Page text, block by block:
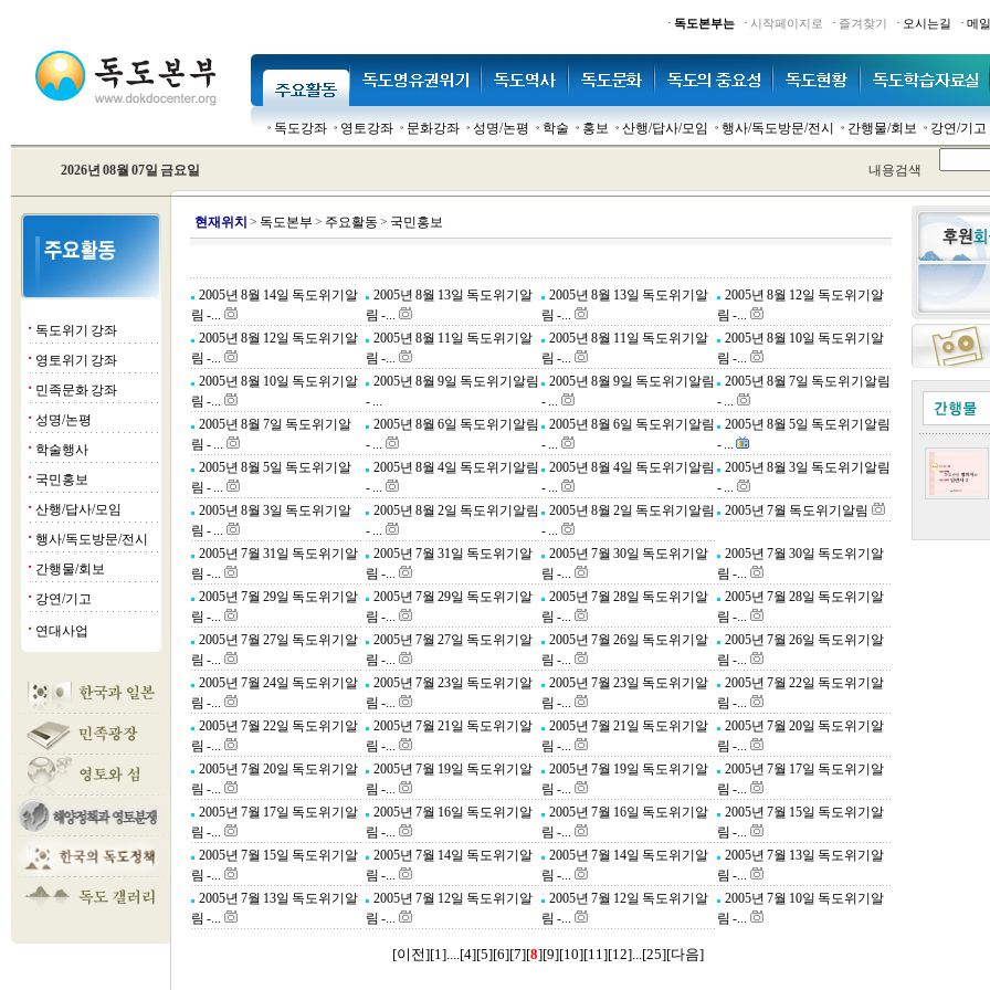
· 독도본부는 · 시작페이지로 · 즐겨찾기 · 오시는길 · 메
독도강좌 영토강좌 문화강좌 성명/논평 학술 홍보 산행/답사/모임 행사/독도방문/전시 간행물/회보 강연/기고
2026년 08월 07일 금요일 내용검색
■ 독도위기 강좌
■ 영토위기 강좌
■ 민족문화 강좌
■ 성명/논평
■ 학술행사
■ 국민홍보
■ 산행/답사/모임
■ 행사/독도방문/전시
■ 간행물/회보
■ 강연/기고
■ 연대사업
현재위치 > 독도본부 > 주요활동 > 국민홍보
2005년 8월 14일 독도위기알
림 -...
2005년 8월 13일 독도위기알
림 -...
2005년 8월 13일 독도위기알
림 -...
2005년 8월 12일 독도위기알
림 -...
2005년 8월 12일 독도위기알
림 -...
2005년 8월 11일 독도위기알
림 -...
2005년 8월 11일 독도위기알
림 -...
2005년 8월 10일 독도위기알
림 -...
2005년 8월 10일 독도위기알
림 -...
2005년 8월 9일 독도위기알림
- ...
2005년 8월 9일 독도위기알림
- ...
2005년 8월 7일 독도위기알림
- ...
2005년 8월 7일 독도위기알
림 - ...
2005년 8월 6일 독도위기알림
- ...
2005년 8월 6일 독도위기알림
- ...
2005년 8월 5일 독도위기알림
- ...
2005년 8월 5일 독도위기알
림 - ...
2005년 8월 4일 독도위기알림
- ...
2005년 8월 4일 독도위기알림
- ...
2005년 8월 3일 독도위기알림
- ...
2005년 8월 3일 독도위기알
림 - ...
2005년 8월 2일 독도위기알림
- ...
2005년 8월 2일 독도위기알림
- ...
2005년 7월 독도위기알림
2005년 7월 31일 독도위기알
림 -...
2005년 7월 31일 독도위기알
림 -...
2005년 7월 30일 독도위기알
림 -...
2005년 7월 30일 독도위기알
림 -...
2005년 7월 29일 독도위기알
림 -...
2005년 7월 29일 독도위기알
림 -...
2005년 7월 28일 독도위기알
림 -...
2005년 7월 28일 독도위기알
림 -...
2005년 7월 27일 독도위기알
림 -...
2005년 7월 27일 독도위기알
림 -...
2005년 7월 26일 독도위기알
림 -...
2005년 7월 26일 독도위기알
림 -...
2005년 7월 24일 독도위기알
림 -...
2005년 7월 23일 독도위기알
림 -...
2005년 7월 23일 독도위기알
림 -...
2005년 7월 22일 독도위기알
림 -...
2005년 7월 22일 독도위기알
림 -...
2005년 7월 21일 독도위기알
림 -...
2005년 7월 21일 독도위기알
림 -...
2005년 7월 20일 독도위기알
림 -...
2005년 7월 20일 독도위기알
림 -...
2005년 7월 19일 독도위기알
림 -...
2005년 7월 19일 독도위기알
림 -...
2005년 7월 17일 독도위기알
림 -...
2005년 7월 17일 독도위기알
림 -...
2005년 7월 16일 독도위기알
림 -...
2005년 7월 16일 독도위기알
림 -...
2005년 7월 15일 독도위기알
림 -...
2005년 7월 15일 독도위기알
림 -...
2005년 7월 14일 독도위기알
림 -...
2005년 7월 14일 독도위기알
림 -...
2005년 7월 13일 독도위기알
림 -...
2005년 7월 13일 독도위기알
림 -...
2005년 7월 12일 독도위기알
림 -...
2005년 7월 12일 독도위기알
림 -...
2005년 7월 10일 독도위기알
림 -...
[이전][1]....[4][5][6][7][8][9][10][11][12]...[25][다음]